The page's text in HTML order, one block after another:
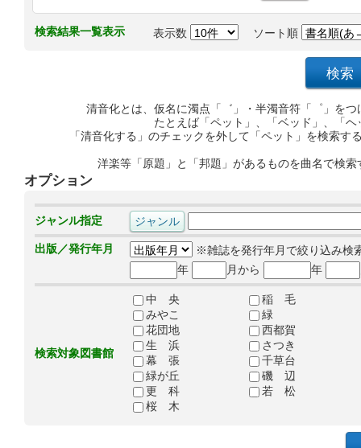
検索結果一覧表示 表示数 ソート順
清音化とは、仮名に濁点「゛」・半濁音符「゜」を
たとえば「ペット」、「ベッド」、「
「清音化する」のチェックを外して「ペット」を検索
洋楽等「原題」と「邦題」があるものを曲名で検
オプション
ジャンル指定
出版／発行年月
※雑誌を発行年月で絞り込み検
年
月から 年
検索対象図書館
中 央
稲 毛
みやこ
緑
花団地
西都賀
生 浜
さつき
幕 張
千草台
緑が丘
磯 辺
更 科
若 松
桜 木